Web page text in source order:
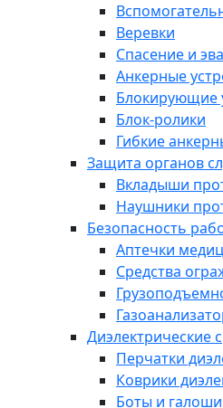
Веревки
Спасение и
Анкерные
Блокирующие
Блок-ролики
Гибкие
Защита органов
Вкладыши
Наушники
Безопасность
Аптечки
Средства
Диэлектрические
Перчатки
Коврики
Боты и